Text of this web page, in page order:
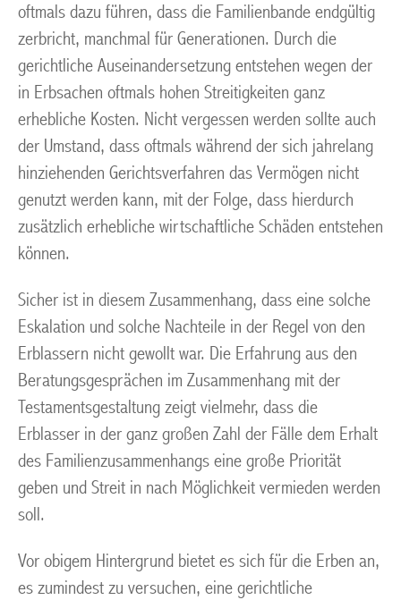
oftmals dazu führen, dass die Familienbande endgültig
zerbricht, manchmal für Generationen. Durch die
gerichtliche Auseinandersetzung entstehen wegen der
in Erbsachen oftmals hohen Streitigkeiten ganz
erhebliche Kosten. Nicht vergessen werden sollte auch
der Umstand, dass oftmals während der sich jahrelang
hinziehenden Gerichtsverfahren das Vermögen nicht
genutzt werden kann, mit der Folge, dass hierdurch
zusätzlich erhebliche wirtschaftliche Schäden entstehen
können.
Sicher ist in diesem Zusammenhang, dass eine solche
Eskalation und solche Nachteile in der Regel von den
Erblassern nicht gewollt war. Die Erfahrung aus den
Beratungsgesprächen im Zusammenhang mit der
Testamentsgestaltung zeigt vielmehr, dass die
Erblasser in der ganz großen Zahl der Fälle dem Erhalt
des Familienzusammenhangs eine große Priorität
geben und Streit in nach Möglichkeit vermieden werden
soll.
Vor obigem Hintergrund bietet es sich für die Erben an,
es zumindest zu versuchen, eine gerichtliche